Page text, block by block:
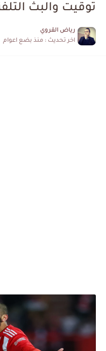
توقيت والبث
رياض القروي
اخر تحديث : منذ بضع اعوام